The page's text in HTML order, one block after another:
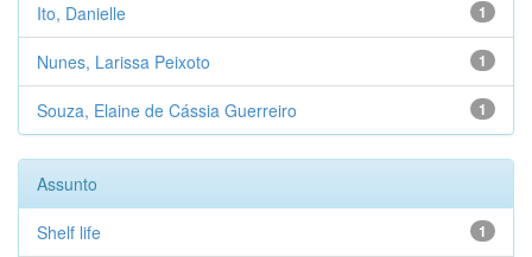
1
Ito, Danielle
1
Nunes, Larissa Peixoto
1
Souza, Elaine de Cássia Guerreiro
Assunto
1
Shelf life